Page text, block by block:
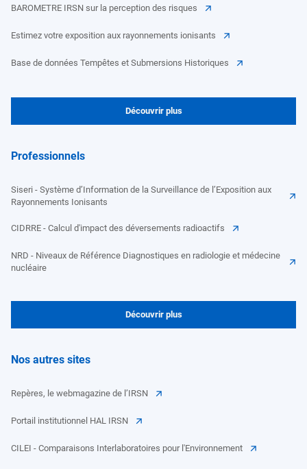
BAROMETRE IRSN sur la perception des risques
Estimez votre exposition aux rayonnements ionisants
Base de données Tempêtes et Submersions Historiques
Découvrir plus
Professionnels
Siseri - Système d’Information de la Surveillance de l’Exposition aux
Rayonnements Ionisants
CIDRRE - Calcul d'impact des déversements radioactifs
NRD - Niveaux de Référence Diagnostiques en radiologie et médecine
nucléaire
Découvrir plus
Nos autres sites
Repères, le webmagazine de l’IRSN
Portail institutionnel HAL IRSN
CILEI - Comparaisons Interlaboratoires pour l'Environnement